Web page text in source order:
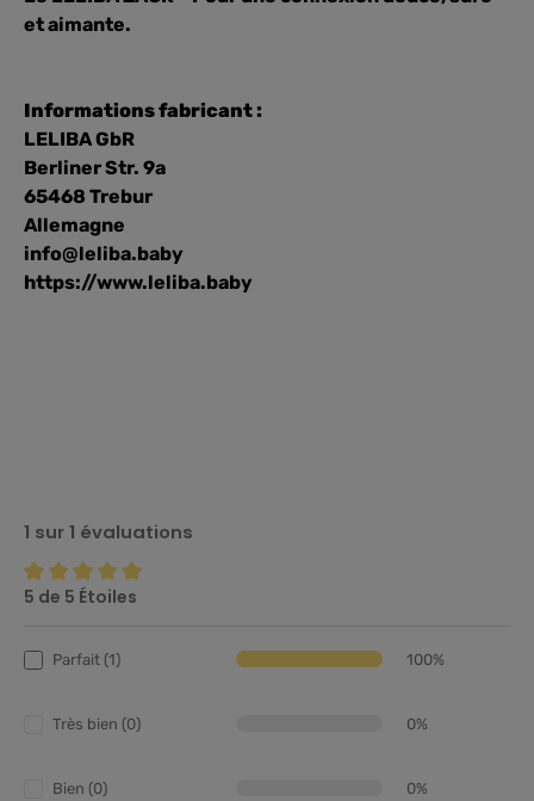
et aimante.
Informations fabricant :
LELIBA GbR
Berliner Str. 9a
65468 Trebur
Allemagne
info@leliba.baby
https://www.leliba.baby
1 sur 1 évaluations
Note moyenne de 5 sur 5 étoiles
5 de 5 Étoiles
Parfait (1) 100%
Très bien (0) 0%
Bien (0) 0%